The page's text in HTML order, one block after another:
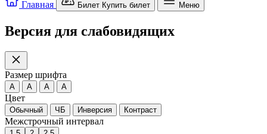
Мы используем cookie для работы сайта и аналитики.
Только необходимые Настройки cookie Принять все
Версия для слабовидящих
Размер шрифта